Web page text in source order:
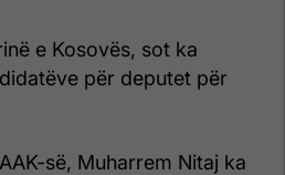
e Kosovës, sot ka
për deputet për
së, Muharrem Nitaj ka